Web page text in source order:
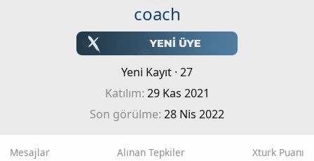
coach
Yeni Kayıt · 27
Katılım 29 Kas 2021
Son görülme 28 Nis 2022
Mesajlar Alınan Tepkiler Xturk Puanı